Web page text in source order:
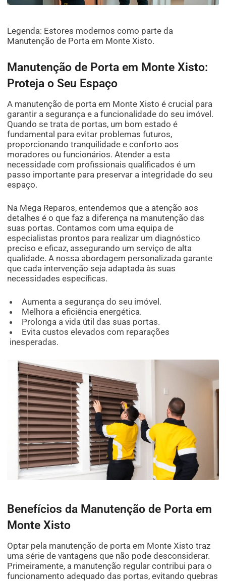
Legenda: Estores modernos como parte da
Manutenção de Porta em Monte Xisto.
Manutenção de Porta em Monte Xisto:
Proteja o Seu Espaço
A manutenção de porta em Monte Xisto é crucial para
garantir a segurança e a funcionalidade do seu imóvel.
Quando se trata de portas, um bom estado é
fundamental para evitar problemas futuros,
proporcionando tranquilidade e conforto aos
moradores ou funcionários. Atender a esta
necessidade com profissionais qualificados é um
passo importante para preservar a integridade do seu
espaço.
Na Mega Reparos, entendemos que a atenção aos
detalhes é o que faz a diferença na manutenção das
suas portas. Contamos com uma equipa de
especialistas prontos para realizar um diagnóstico
preciso e eficaz, assegurando um serviço de alta
qualidade. A nossa abordagem personalizada garante
que cada intervenção seja adaptada às suas
necessidades específicas.
Aumenta a segurança do seu imóvel.
Melhora a eficiência energética.
Prolonga a vida útil das suas portas.
Evita custos elevados com reparações
inesperadas.
Benefícios da Manutenção de Porta em
Monte Xisto
Optar pela manutenção de porta em Monte Xisto traz
uma série de vantagens que não pode desconsiderar.
Primeiramente, a manutenção regular contribui para o
funcionamento adequado das portas, evitando quebras